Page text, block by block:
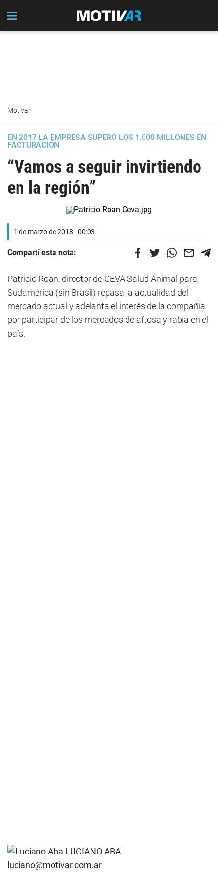
Motivar
EN 2017 LA EMPRESA SUPERÓ LOS 1.000 MILLONES EN
FACTURACIÓN
“Vamos a seguir invirtiendo
en la región”
1 de marzo de 2018 - 00:03
Compartí esta nota:
Patricio Roan, director de CEVA Salud Animal para
Sudamérica (sin Brasil) repasa la actualidad del
mercado actual y adelanta el interés de la compañía
por participar de los mercados de aftosa y rabia en el
país.
LUCIANO ABA
luciano@motivar.com.ar